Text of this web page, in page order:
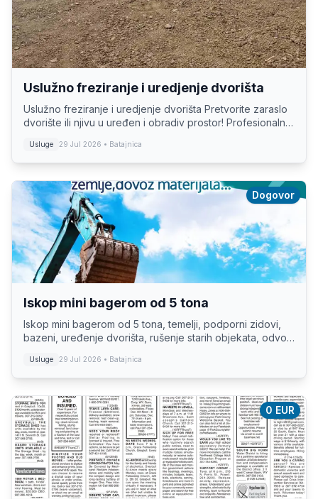
Uslužno freziranje i uredjenje dvorišta
Uslužno freziranje i uredjenje dvorišta Pretvorite zaraslo
dvorište ili njivu u uređen i obradiv prostor! Profesionalno
kompletno uređenje i...
Usluge 29 Jul 2026 • Batajnica
Dogovor
Iskop mini bagerom od 5 tona
Iskop mini bagerom od 5 tona, temelji, podporni zidovi,
bazeni, uređenje dvorišta, rušenje starih objekata, odvoz
061 1831834
Usluge 29 Jul 2026 • Batajnica
0 EUR